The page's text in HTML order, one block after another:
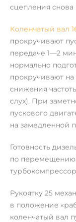
сцепления
Коленчатый вал
прокручивают
передаче 1—2
нормально
прокручивают на
снижения
слух). При
пускового
на замедленной
Готовность
по перемещению
Рукоятку 25
в положение
коленчатый вал